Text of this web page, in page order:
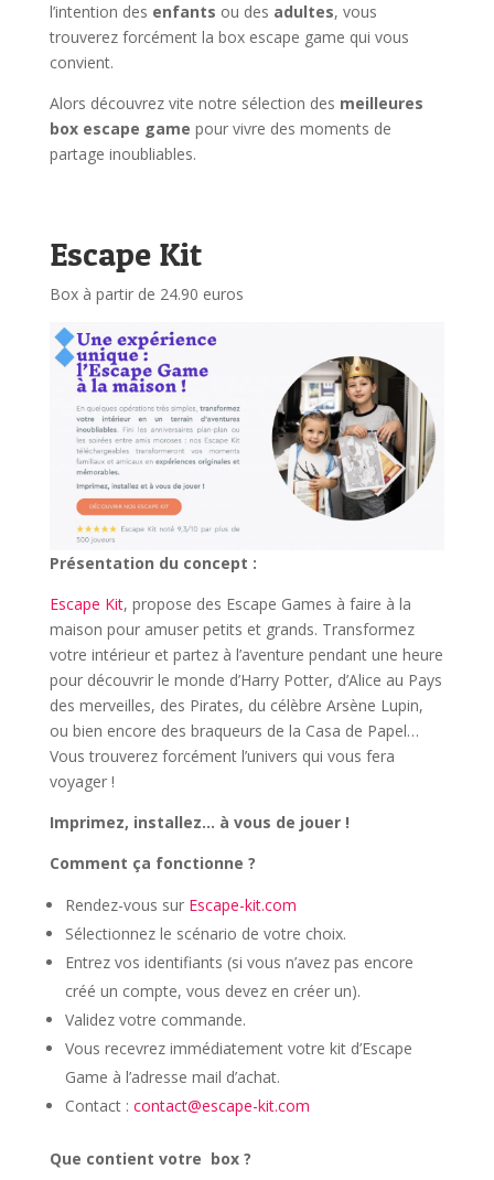
l’intention des enfants ou des adultes, vous
trouverez forcément la box escape game qui vous
convient.
Alors découvrez vite notre sélection des meilleures
box escape game pour vivre des moments de
partage inoubliables.
Escape Kit
Box à partir de 24.90 euros
Présentation du concept :
Escape Kit, propose des Escape Games à faire à la
maison pour amuser petits et grands. Transformez
votre intérieur et partez à l’aventure pendant une heure
pour découvrir le monde d’Harry Potter, d’Alice au Pays
des merveilles, des Pirates, du célèbre Arsène Lupin,
ou bien encore des braqueurs de la Casa de Papel…
Vous trouverez forcément l’univers qui vous fera
voyager !
Imprimez, installez… à vous de jouer !
Comment ça fonctionne ?
Rendez-vous sur Escape-kit.com
Sélectionnez le scénario de votre choix.
Entrez vos identifiants (si vous n’avez pas encore
créé un compte, vous devez en créer un).
Validez votre commande.
Vous recevrez immédiatement votre kit d’Escape
Game à l’adresse mail d’achat.
Contact : contact@escape-kit.com
Que contient votre box ?